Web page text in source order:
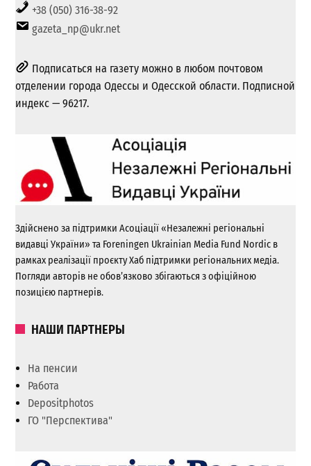
+38 (050) 316-38-92
gazeta_np@ukr.net
Подписаться на газету можно в любом почтовом
отделении города Одессы и Одесской области. Подписной
индекс — 96217.
Здійснено за підтримки Асоціації «Незалежні регіональні
видавці України» та Foreningen Ukrainian Media Fund Nordic в
рамках реалізації проєкту Хаб підтримки регіональних медіа.
Погляди авторів не обов’язково збігаються з офіційною
позицією партнерів.
НАШИ ПАРТНЕРЫ
На пенсии
Работа
Depositphotos
ГО "Перспектива"